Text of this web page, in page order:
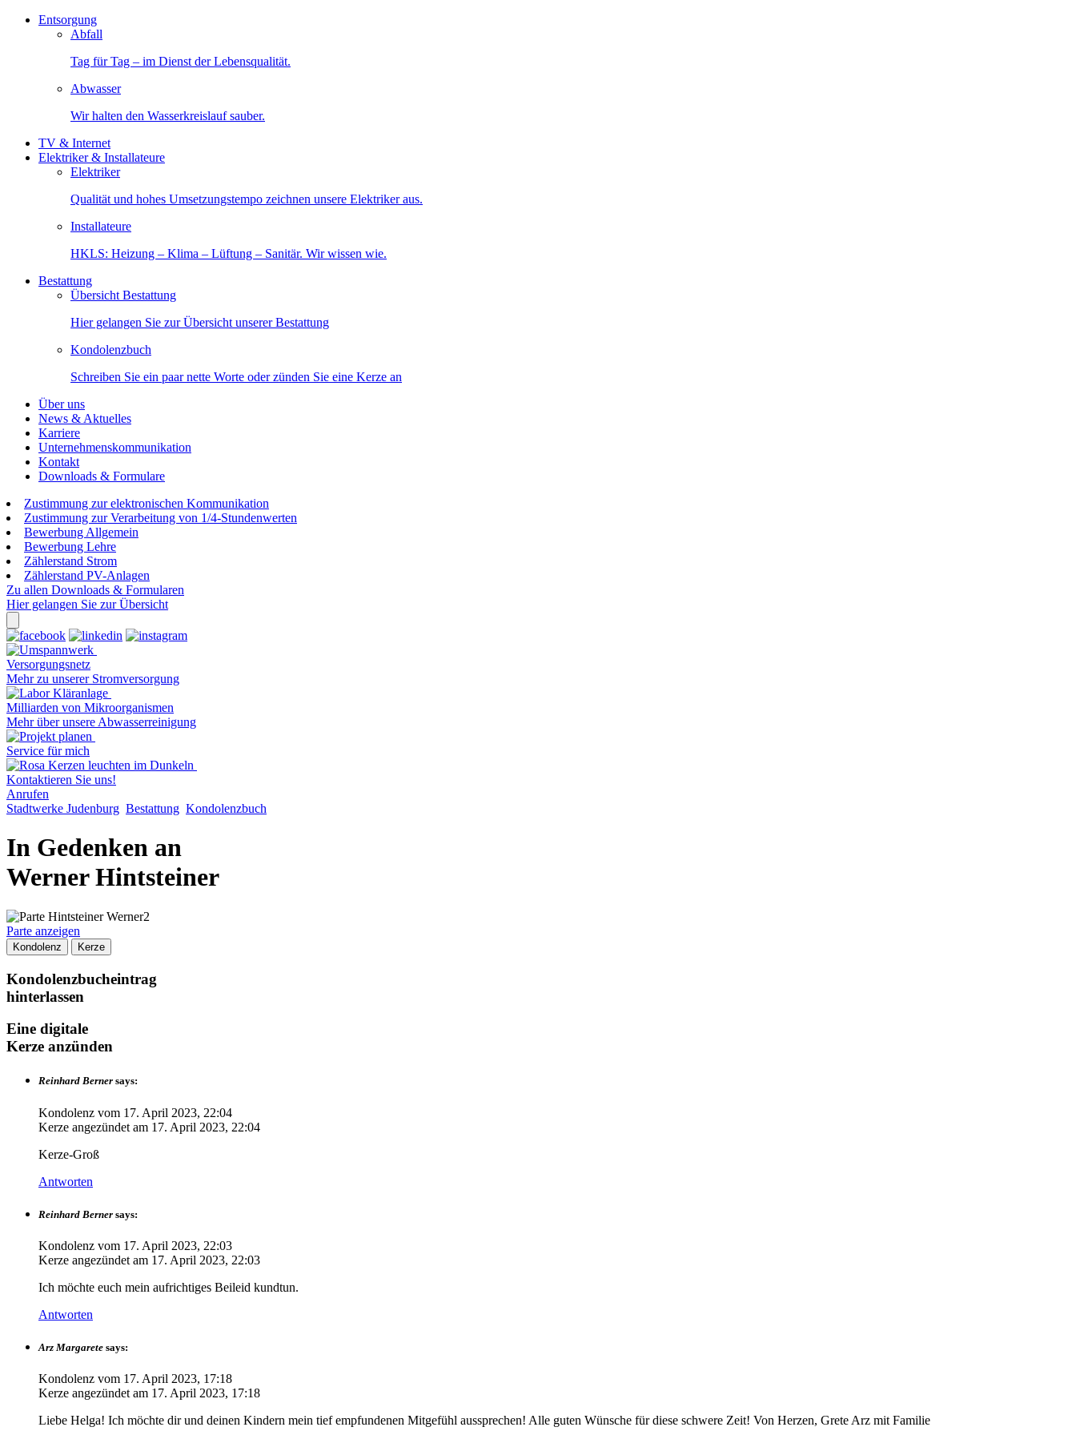
Entsorgung
Abfall
Tag für Tag – im Dienst der Lebensqualität.
Abwasser
Wir halten den Wasserkreislauf sauber.
TV & Internet
Elektriker & Installateure
Elektriker
Qualität und hohes Umsetzungstempo zeichnen unsere Elektriker aus.
Installateure
HKLS: Heizung – Klima – Lüftung – Sanitär. Wir wissen wie.
Bestattung
Übersicht Bestattung
Hier gelangen Sie zur Übersicht unserer Bestattung
Kondolenzbuch
Schreiben Sie ein paar nette Worte oder zünden Sie eine Kerze an
Über uns
News & Aktuelles
Karriere
Unternehmenskommunikation
Kontakt
Downloads & Formulare
Zustimmung zur elektronischen Kommunikation
Zustimmung zur Verarbeitung von 1/4-Stundenwerten
Bewerbung Allgemein
Bewerbung Lehre
Zählerstand Strom
Zählerstand PV-Anlagen
Zu allen Downloads & Formularen
Hier gelangen Sie zur Übersicht
Versorgungsnetz
Mehr zu unserer Stromversorgung
Milliarden von Mikroorganismen
Mehr über unsere Abwasserreinigung
Service für mich
Kontaktieren Sie uns!
Anrufen
Stadtwerke Judenburg Bestattung Kondolenzbuch
In Gedenken an
Werner Hintsteiner
Parte anzeigen
Kondolenz Kerze
Kondolenzbucheintrag
hinterlassen
Eine digitale
Kerze anzünden
Reinhard Berner says:
Kondolenz vom 17. April 2023, 22:04
Kerze angezündet am 17. April 2023, 22:04
Kerze-Groß
Antworten
Reinhard Berner says:
Kondolenz vom 17. April 2023, 22:03
Kerze angezündet am 17. April 2023, 22:03
Ich möchte euch mein aufrichtiges Beileid kundtun.
Antworten
Arz Margarete says:
Kondolenz vom 17. April 2023, 17:18
Kerze angezündet am 17. April 2023, 17:18
Liebe Helga! Ich möchte dir und deinen Kindern mein tief empfundenen Mitgefühl aussprechen! Alle guten Wünsche für diese schwere Zeit! Von Herzen, Grete Arz mit Familie